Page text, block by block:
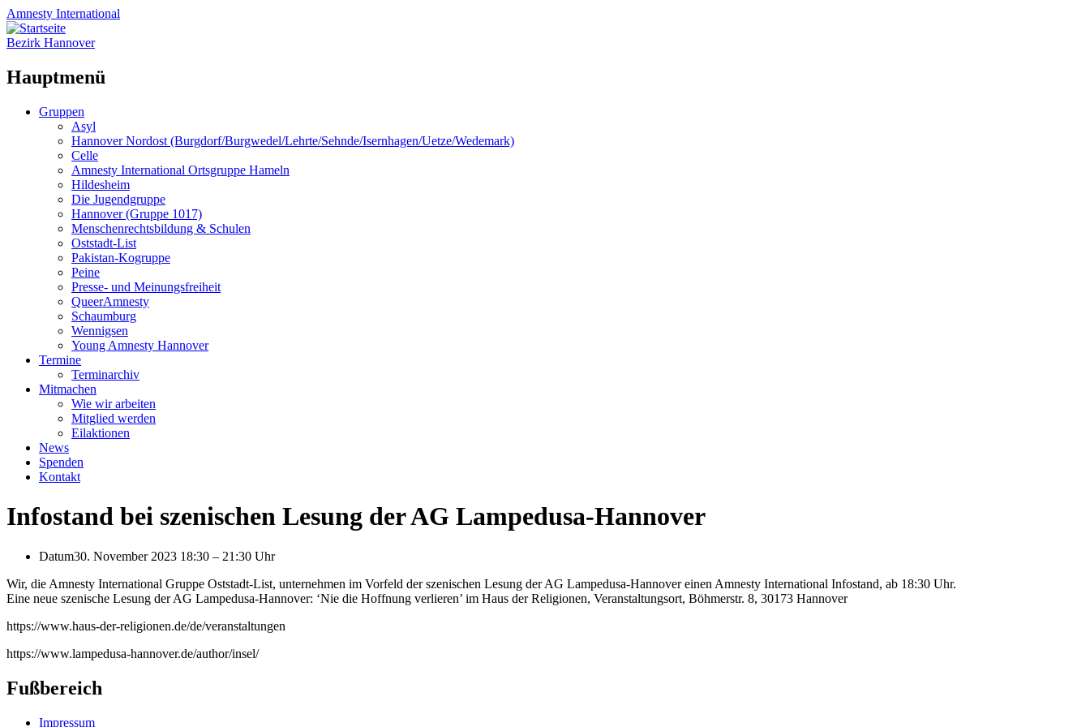
Amnesty International
Bezirk Hannover
Hauptmenü
Zum
Gruppen
Asyl
Hannover Nordost (Burgdorf/Burgwedel/Lehrte/Sehnde/Isernhagen/Uetze/Wedemark)
Celle
Amnesty International Ortsgruppe Hameln
Hildesheim
Die Jugendgruppe
Hannover (Gruppe 1017)
Menschenrechtsbildung & Schulen
Oststadt-List
Pakistan-Kogruppe
Peine
Presse- und Meinungsfreiheit
QueerAmnesty
Schaumburg
Wennigsen
Young Amnesty Hannover
Termine
Terminarchiv
Mitmachen
Wie wir arbeiten
Mitglied werden
Eilaktionen
News
Spenden
Kontakt
Infostand bei szenischen Lesung der AG Lampedusa-Hannover
Datum30. November 2023 18:30 – 21:30 Uhr
Wir, die Amnesty International Gruppe Oststadt-List, unternehmen im Vorfeld der szenischen Lesung der AG Lampedusa-Hannover einen Amnesty International Infostand, ab 18:30 Uhr.
Eine neue szenische Lesung der AG Lampedusa-Hannover: ‘Nie die Hoffnung verlieren’ im Haus der Religionen, Veranstaltungsort, Böhmerstr. 8, 30173 Hannover
https://www.haus-der-religionen.de/de/veranstaltungen
https://www.lampedusa-hannover.de/author/insel/
Fußbereich
Impressum